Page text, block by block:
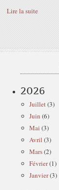
Lire la suite
2026
Juillet(3)
Juin (6)
Mai (3)
Avril (3)
Mars(2)
Février(1)
Janvier(3)